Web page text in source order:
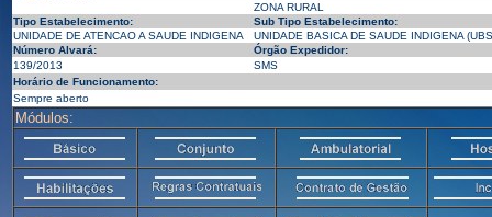
ZONA RURAL
Tipo Estabelecimento:
Sub Tipo Estabelecimento:
UNIDADE DE ATENCAO A SAUDE INDIGENA
UNIDADE BASICA DE SAUDE INDIGENA
Número Alvará:
Órgão Expedidor:
139/2013
SMS
Horário de Funcionamento:
Sempre aberto
Módulos: